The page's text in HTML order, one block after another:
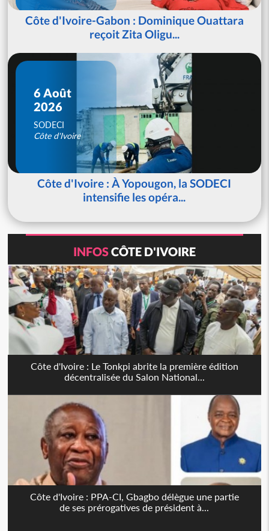
Côte d'Ivoire-Gabon : Dominique Ouattara
reçoit Zita Oligu...
6 Août
2026
SODECI
Côte d'Ivoire
Côte d'Ivoire : À Yopougon, la SODECI
intensifie les opéra...
INFOSCÔTE D'IVOIRE
Côte d'Ivoire : Le Tonkpi abrite la première édition
décentralisée du Salon National...
Côte d'Ivoire : PPA-CI, Gbagbo délègue une partie
de ses prérogatives de président à...